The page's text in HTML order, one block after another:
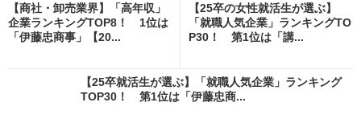
【商社・卸売業界】「高年収」
企業ランキングTOP8！ 1位は
「伊藤忠商事」【20...
【25卒の女性就活生が選ぶ】
「就職人気企業」ランキングTO
P30！ 第1位は「講...
【25卒就活生が選ぶ】「就職人気企業」ランキング
TOP30！ 第1位は「伊藤忠商...